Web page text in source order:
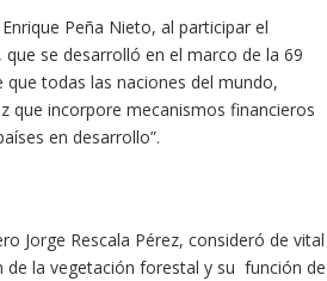
Peña Nieto, al participar el
se desarrolló en el marco de la 69
todas las naciones del mundo,
que incorpore mecanismos financieros
en desarrollo”.
Jorge Rescala Pérez, consideró de vital
la vegetación forestal y su función de